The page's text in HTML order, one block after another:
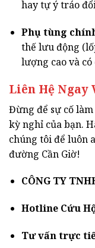
hay tự ý tráo
Phụ tùng
thế lưu động
lượng cao và
Liên Hệ Ngay
Đừng để sự cố
kỳ nghỉ của bạn.
chúng tôi để luôn
đường Cần Giờ!
CÔNG TY
Hotline Cứu
Tư vấn trực